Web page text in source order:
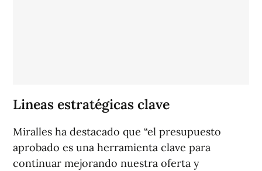
Lineas estratégicas clave
Miralles ha destacado que “el presupuesto
aprobado es una herramienta clave para
continuar mejorando nuestra oferta y